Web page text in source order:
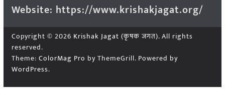
Website: https://www.krishakjagat.org/
Copyright © 2026 Krishak Jagat (कृषक जगत). All rights
reserved.
Theme: ColorMag Pro by ThemeGrill. Powered by
WordPress.